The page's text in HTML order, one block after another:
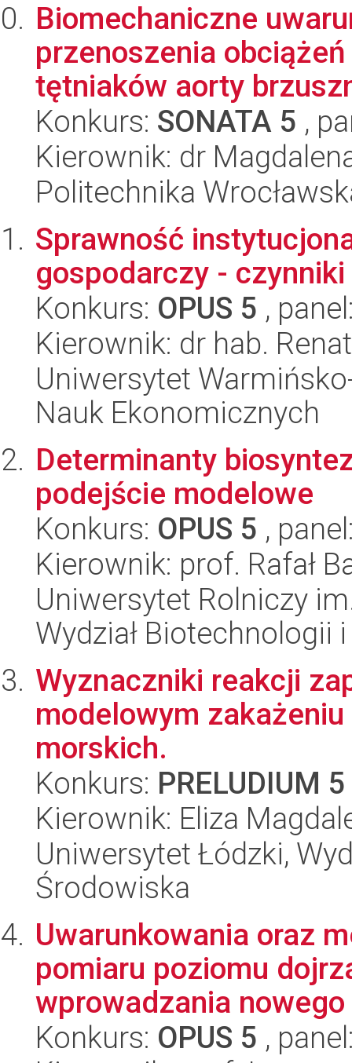
Biomechaniczne
przenoszenia
tętniaków aorty
Konkurs: SONATA 5 ,
Kierownik: dr
Politechnika
Sprawność
gospodarczy -
Konkurs: OPUS 5 ,
Kierownik: dr hab.
Uniwersytet
Nauk Ekonomicznych
Determinanty
podejście modelowe
Konkurs: OPUS 5 ,
Kierownik: prof. Rafał
Uniwersytet Rolniczy
Wydział Biotechnologii
Wyznaczniki reakcji
modelowym
morskich.
Konkurs: PRELUDIUM 5
Kierownik: Eliza
Uniwersytet Łódzki,
Środowiska
Uwarunkowania oraz
pomiaru poziomu
wprowadzania
Konkurs: OPUS 5 ,